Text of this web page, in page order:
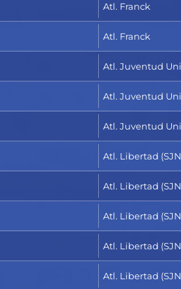
Atl. Franck
Atl. Franck
Atl. Juventud
Atl. Juventud
Atl. Juventud
Atl. Libertad
Atl. Libertad
Atl. Libertad
Atl. Libertad
Atl. Libertad